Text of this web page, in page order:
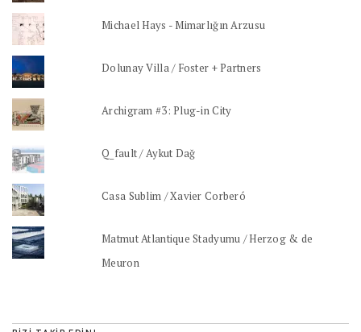
Michael Hays - Mimarlığın Arzusu
Dolunay Villa / Foster + Partners
Archigram #3: Plug-in City
Q_fault / Aykut Dağ
Casa Sublim / Xavier Corberó
Matmut Atlantique Stadyumu / Herzog & de
Meuron